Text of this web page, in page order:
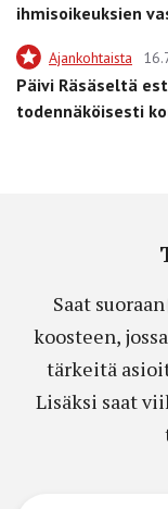
ihmisoikeuksien
Ajankohtaista
Päivi Räsäseltä
todennäköisesti
Saat
koosteen,
tärkeitä
Lisäksi saat